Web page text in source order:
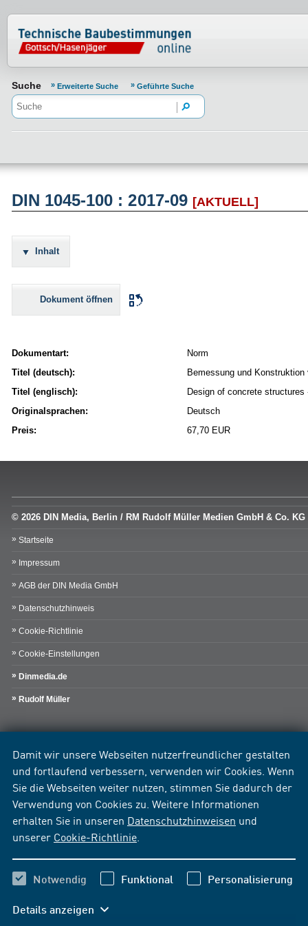
Damit wir unsere Webseiten nutzerfreundlicher gestalten
und fortlaufend verbessern, verwenden wir Cookies. Wenn
Sie die Webseiten weiter nutzen, stimmen Sie dadurch der
Verwendung von Cookies zu. Weitere Informationen
erhalten Sie in unseren Datenschutzhinweisen und
unserer Cookie-Richtlinie
Notwendig Funktional Personalisierung
Details anzeigen
Normenportal Barrierefreiheit
Suche Erweiterte Suche Geführte Suche
DIN 1045-100 : 2017-09 [AKTUELL]
Inhalt
Dokument öffnen
Dokumentart:
Norm
Titel (deutsch):
Bemessung und
Titel (englisch):
Design of concrete
Originalsprachen:
Deutsch
Preis:
67,70 EUR
© 2026 DIN Media, Berlin / RM Rudolf Müller Medien GmbH & Co. KG
Startseite
Impressum
AGB der DIN Media GmbH
Datenschutzhinweis
Cookie-Richtlinie
Cookie-Einstellungen
Dinmedia.de
Rudolf Müller